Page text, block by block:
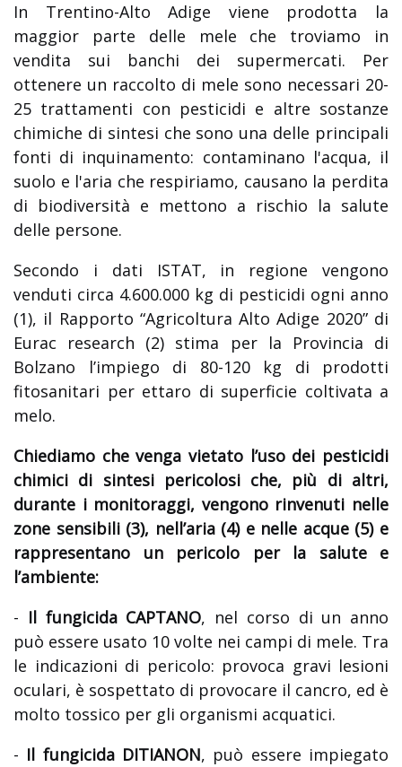
In Trentino-Alto Adige viene prodotta la
maggior parte delle mele che troviamo in
vendita sui banchi dei supermercati. Per
ottenere un raccolto di mele sono necessari 20-
25 trattamenti con pesticidi e altre sostanze
chimiche di sintesi che sono una delle principali
fonti di inquinamento: contaminano l'acqua, il
suolo e l'aria che respiriamo, causano la perdita
di biodiversità e mettono a rischio la salute
delle persone.
Secondo i dati ISTAT, in regione vengono
venduti circa 4.600.000 kg di pesticidi ogni anno
(1), il Rapporto “Agricoltura Alto Adige 2020” di
Eurac research (2) stima per la Provincia di
Bolzano l’impiego di 80-120 kg di prodotti
fitosanitari per ettaro di superficie coltivata a
melo.
Chiediamo che venga vietato l’uso dei pesticidi
chimici di sintesi pericolosi che, più di altri,
durante i monitoraggi, vengono rinvenuti nelle
zone sensibili (3), nell’aria (4) e nelle acque (5) e
rappresentano un pericolo per la salute e
l’ambiente:
- Il fungicida CAPTANO, nel corso di un anno
può essere usato 10 volte nei campi di mele. Tra
le indicazioni di pericolo: provoca gravi lesioni
oculari, è sospettato di provocare il cancro, ed è
molto tossico per gli organismi acquatici.
- Il fungicida DITIANON, può essere impiegato